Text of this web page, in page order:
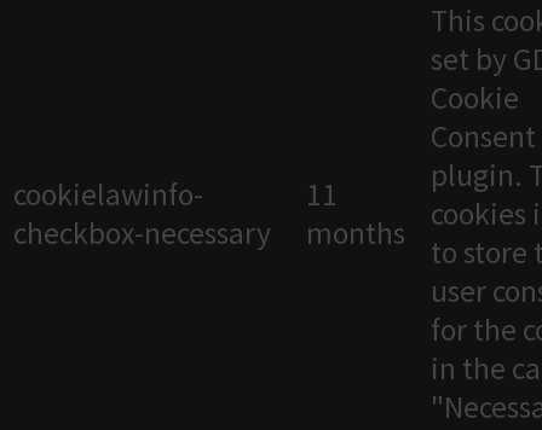
cookielawinfo-
checkbox-necessary
11
months
This
set by
Cookie
Consent
plugin.
cookies
to store
user
for the
in the